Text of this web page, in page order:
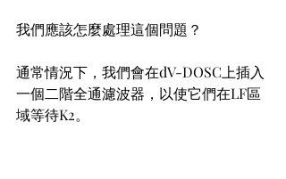
我們應該怎麼處理這個問題？
通常情況下，我們會在dV-DOSC上插入
一個二階全通濾波器，以使它們在LF區
域等待K2。